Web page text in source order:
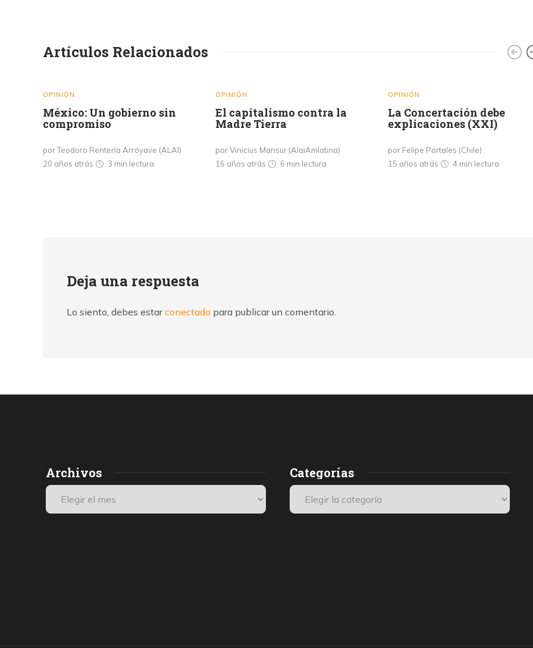
Artículos Relacionados
OPINIÓN
México: Un gobierno sin
compromiso
por Teodoro Rentería Arróyave (ALAI)
20 años atrás
3 min lectura
OPINIÓN
El capitalismo contra la
Madre Tierra
por Vinicius Mansur (AlaiAmlatina)
16 años atrás
6 min lectura
OPINIÓN
La Concertación debe
explicaciones (XXI)
por Felipe Portales (Chile)
15 años atrás
4 min lectura
Deja una respuesta
Lo siento, debes estarconectado para publicar un comentario.
Archivos Categorías